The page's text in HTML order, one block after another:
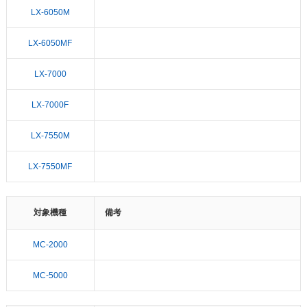
LX-6050M
LX-6050MF
LX-7000
LX-7000F
LX-7550M
LX-7550MF
対象機種 備考
MC-2000
MC-5000